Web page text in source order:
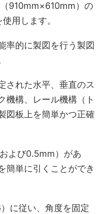
910mm×610mm）の
用します。
率的に製図を行う製図
された水平、垂直のス
機構、レール機構（ト
図板上を簡単かつ正確
よび0.5mm）があ
簡単に引くことができ
に従い、角度を固定